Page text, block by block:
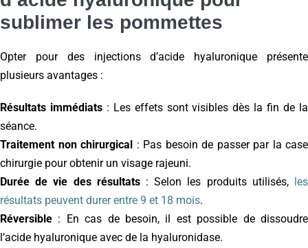
sublimer les pommettes
Opter pour des injections d’acide hyaluronique présente
plusieurs avantages :
Résultats immédiats: Les effets sont visibles dès la fin de la
séance.
Traitement non chirurgical : Pas besoin de passer par la case
chirurgie pour obtenir un visage rajeuni.
Durée de vie des résultats: Selon les produits utilisés, les
résultats peuvent durer entre 9 et 18 mois.
Réversible : En cas de besoin, il est possible de dissoudre
l’acide hyaluronique avec de la hyaluronidase.